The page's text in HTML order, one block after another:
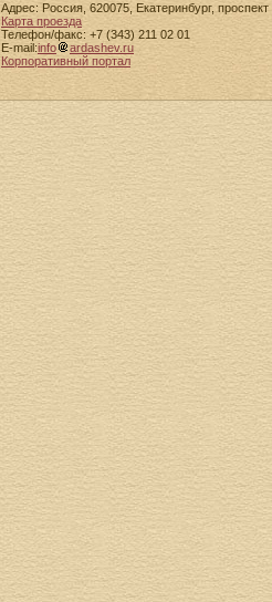
Адрес: Россия, 620075, Екатеринбург,
Карта проезда
Телефон/факс: +7 (343) 211 02 01
E-mail:info
ardashev.ru
Корпоративный портал